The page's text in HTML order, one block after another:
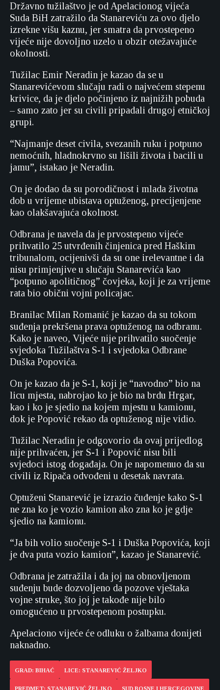
Državno tužilaštvo je od Apelacionog vijeća
Suda BiH zatražilo da Stanareviću za ovo djelo
izrekne višu kaznu, jer smatra da prvostepeno
vijeće nije dovoljno uzelo u obzir otežavajuće
okolnosti.
Tužilac Emir Neradin je kazao da se u
Stanarevićevom slučaju radi o najvećem stepenu
krivice, da je djelo počinjeno iz najnižih pobuda
– samo zato jer su civili pripadali drugoj etničkoj
grupi.
“Najmanje deset civila, svezanih ruku i potpuno
nemoćnih, hladnokrvno su lišili života i bacili u
jamu”, istakao je Neradin.
On je dodao da su porodičnost i mlada životna
dob u vrijeme ubistava optuženog, precijenjene
kao olakšavajuća okolnost.
Odbrana je navela da je prvostepeno vijeće
prihvatilo 25 utvrđenih činjenica pred Haškim
tribunalom, ocijenivši da su one irelevantne i da
nisu primjenjive u slučaju Stanarevića kao
“potpuno apolitičnog” čovjeka, koji je za vrijeme
rata bio obični vojni policajac.
Branilac Milan Romanić je kazao da su tokom
suđenja prekršena prava optuženog na odbranu.
Kako je naveo, Vijeće nije prihvatilo suočenje
svjedoka Tužilaštva S-1 i svjedoka Odbrane
Duška Popovića.
On je kazao da je S-1, koji je “navodno” bio na
licu mjesta, nabrojao ko je bio na brdu Hrgar,
kao i ko je sjedio na kojem mjestu u kamionu,
dok je Popović rekao da optuženog nije vidio.
Tužilac Neradin je odgovorio da ovaj prijedlog
nije prihvaćen, jer S-1 i Popović nisu bili
svjedoci istog događaja. On je napomenuo da su
civili iz Ripača odvođeni u desetak navrata.
Optuženi Stanarević je izrazio čuđenje kako S-1
ne zna ko je vozio kamion ako zna ko je gdje
sjedio na kamionu.
“Ja bih volio suočenje S-1 i Duška Popovića, koji
je dva puta vozio kamion”, kazao je Stanarević.
Odbrana je zatražila i da joj na obnovljenom
suđenju bude dozvoljeno da pozove vještaka
vojne struke, što joj je takođe nije bilo
omogućeno u prvostepenom postupku.
Apelaciono vijeće će odluku o žalbama donijeti
naknadno.
GRAD: BIHAĆ LICE: STANAREVIĆ ŽELJKO
PREDMET: STANAREVIĆ ŽELJKO SUD BOSNE I HERCEGOVINE